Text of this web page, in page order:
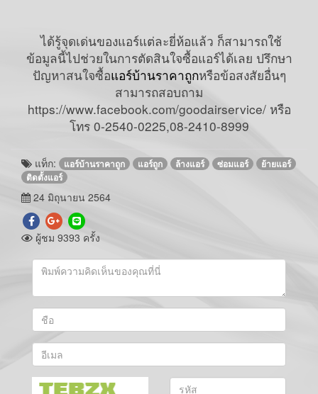
ได้รู้จุดเด่นของแอร์แต่ละยี่ห้อแล้ว ก็สามารถใช้
ข้อมูลนี้ไปช่วยในการตัดสินใจซื้อแอร์ได้เลย ปรึกษา
ปัญหาสนใจซื้อแอร์บ้านราคาถูกหรือข้อสงสัยอื่นๆ
สามารถสอบถาม
https://www.facebook.com/goodairservice/ หรือ
โทร 0-2540-0225,08-2410-8999
แท็ก: แอร์บ้านราคาถูก แอร์ถูก ล้างแอร์ ซ่อมแอร์
ย้ายแอร์
ติดตั้งแอร์
24 มิถุนายน 2564
ผู้ชม 9393 ครั้ง